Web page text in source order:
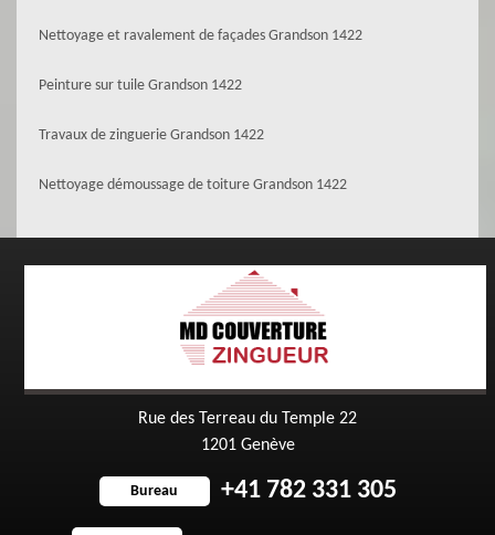
Nettoyage et ravalement de façades Grandson 1422
Peinture sur tuile Grandson 1422
Travaux de zinguerie Grandson 1422
Nettoyage démoussage de toiture Grandson 1422
Rue des Terreau du Temple 22
1201 Genève
Bureau +41 782 331 305